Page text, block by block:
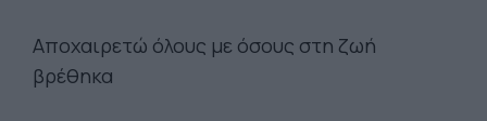
Αποχαιρετώ όλους με όσους στη ζωή
βρέθηκα